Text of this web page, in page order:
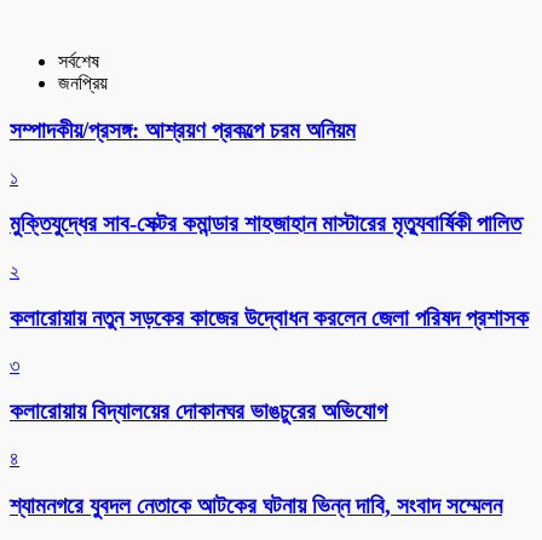
সর্বশেষ
জনপ্রিয়
সম্পাদকীয়/প্রসঙ্গ: আশ্রয়ণ প্রকল্পে চরম অনিয়ম
১
মুক্তিযুদ্ধের সাব-সেক্টর কমান্ডার শাহজাহান মাস্টারের মৃত্যুবার্ষিকী পালিত
২
কলারোয়ায় নতুন সড়কের কাজের উদ্বোধন করলেন জেলা পরিষদ প্রশাসক
৩
কলারোয়ায় বিদ্যালয়ের দোকানঘর ভাঙচুরের অভিযোগ
৪
শ্যামনগরে যুবদল নেতাকে আটকের ঘটনায় ভিন্ন দাবি, সংবাদ সম্মেলন